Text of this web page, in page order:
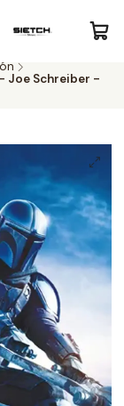
Joe Schreiber -